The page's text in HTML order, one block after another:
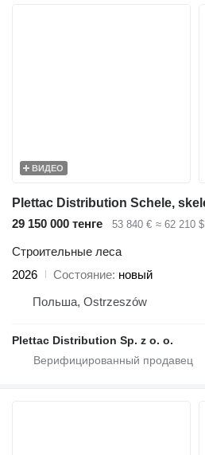
ВИДЕО
29 150 000 тенге 53 840 € ≈ 62 210 $
Строительные леса
2026
Состояние новый
Польша, Ostrzeszów
Plettac Distribution Sp. z o. o.